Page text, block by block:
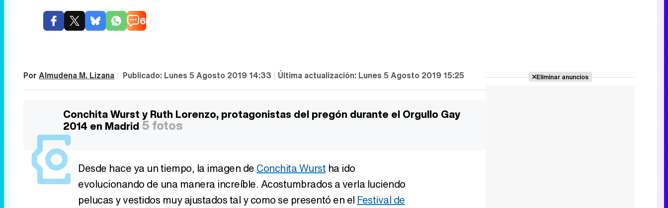
6
Por Almudena M. Lizana | Publicado: Lunes 5 Agosto 2019 14:33 | Última actualización: Lunes 5 Agosto 2019 15:25
Conchita Wurst y Ruth Lorenzo, protagonistas del pregón durante el Orgullo Gay
2014 en Madrid 5 fotos
Desde hace ya un tiempo, la imagen de Conchita Wurst ha ido
evolucionando de una manera increíble. Acostumbrados a verla luciendo
pelucas y vestidos muy ajustados tal y como se presentó en el Festival de
Eliminar anuncios